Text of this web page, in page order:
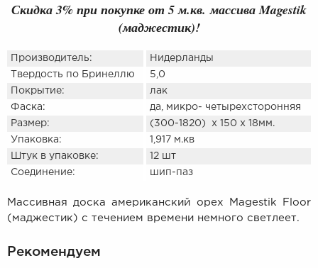
Скидка 3% при покупке от 5 м.кв. массива Magestik
(маджестик)!
Производитель:
Нидерланды
Твердость по Бринеллю
5,0
Покрытие:
лак
Фаска:
да, микро- четырехсторонняя
Размер:
(300-1820) х 150 х 18мм.
Упаковка:
1,917 м.кв
Штук в упаковке:
12 шт
Соединение:
шип-паз
Массивная доска американский орех Magestik Floor
(маджестик) с течением времени немного светлеет.
Рекомендуем